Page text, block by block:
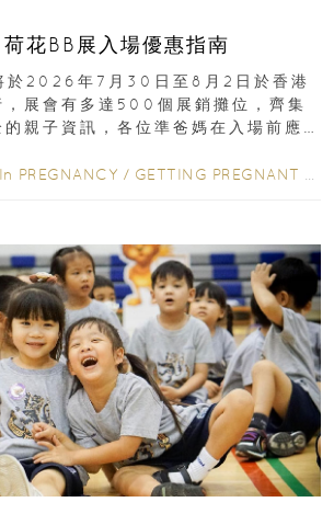
花BB展入場優惠指南
於2026年7月30日至8月2日於香港
，展會有多達500個展銷攤位，齊集
親子資訊，各位準爸媽在入場前應
In PREGNANCY / GETTING PREGNANT